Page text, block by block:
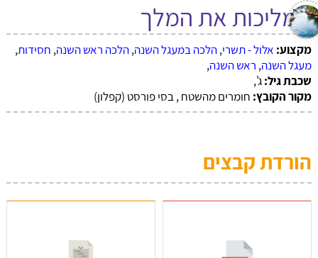
ממליכות את המלך
מקצוע: אלול - תשרי,הלכה במעגל השנה,הלכה ראש השנה, חסידות,
מעגל השנה, ראש השנה,
שכבת גיל:ג',
מקור הקובץ: חומרים מהשטח , בסי פורסט (קפלון)
הורדת קבצים